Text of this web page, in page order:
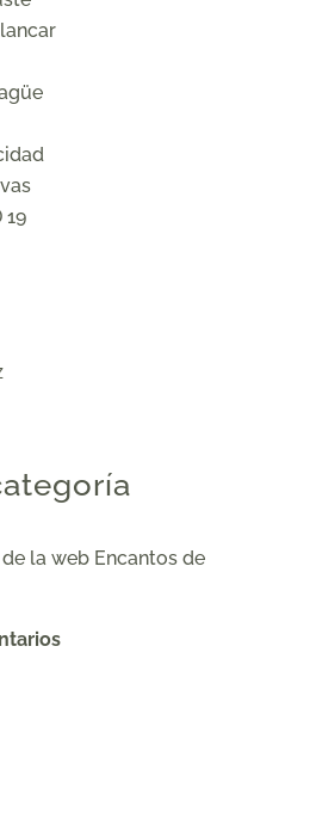
19
la web Encantos de